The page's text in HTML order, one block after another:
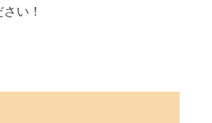
い！